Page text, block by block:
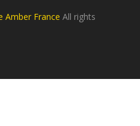
Amber France All rights